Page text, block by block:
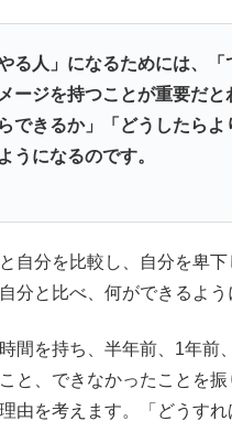
やる人」になるためには、
ージを持つことが重要だ
できるか」「どうしたら
うになるのです。
自分を比較し、自分を卑
分と比べ、何ができるよう
間を持ち、半年前、1年前
と、できなかったことを
由を考えます。「どうす